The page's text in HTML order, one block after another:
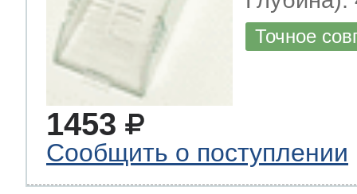
Точное
1453
Сообщить о поступлении